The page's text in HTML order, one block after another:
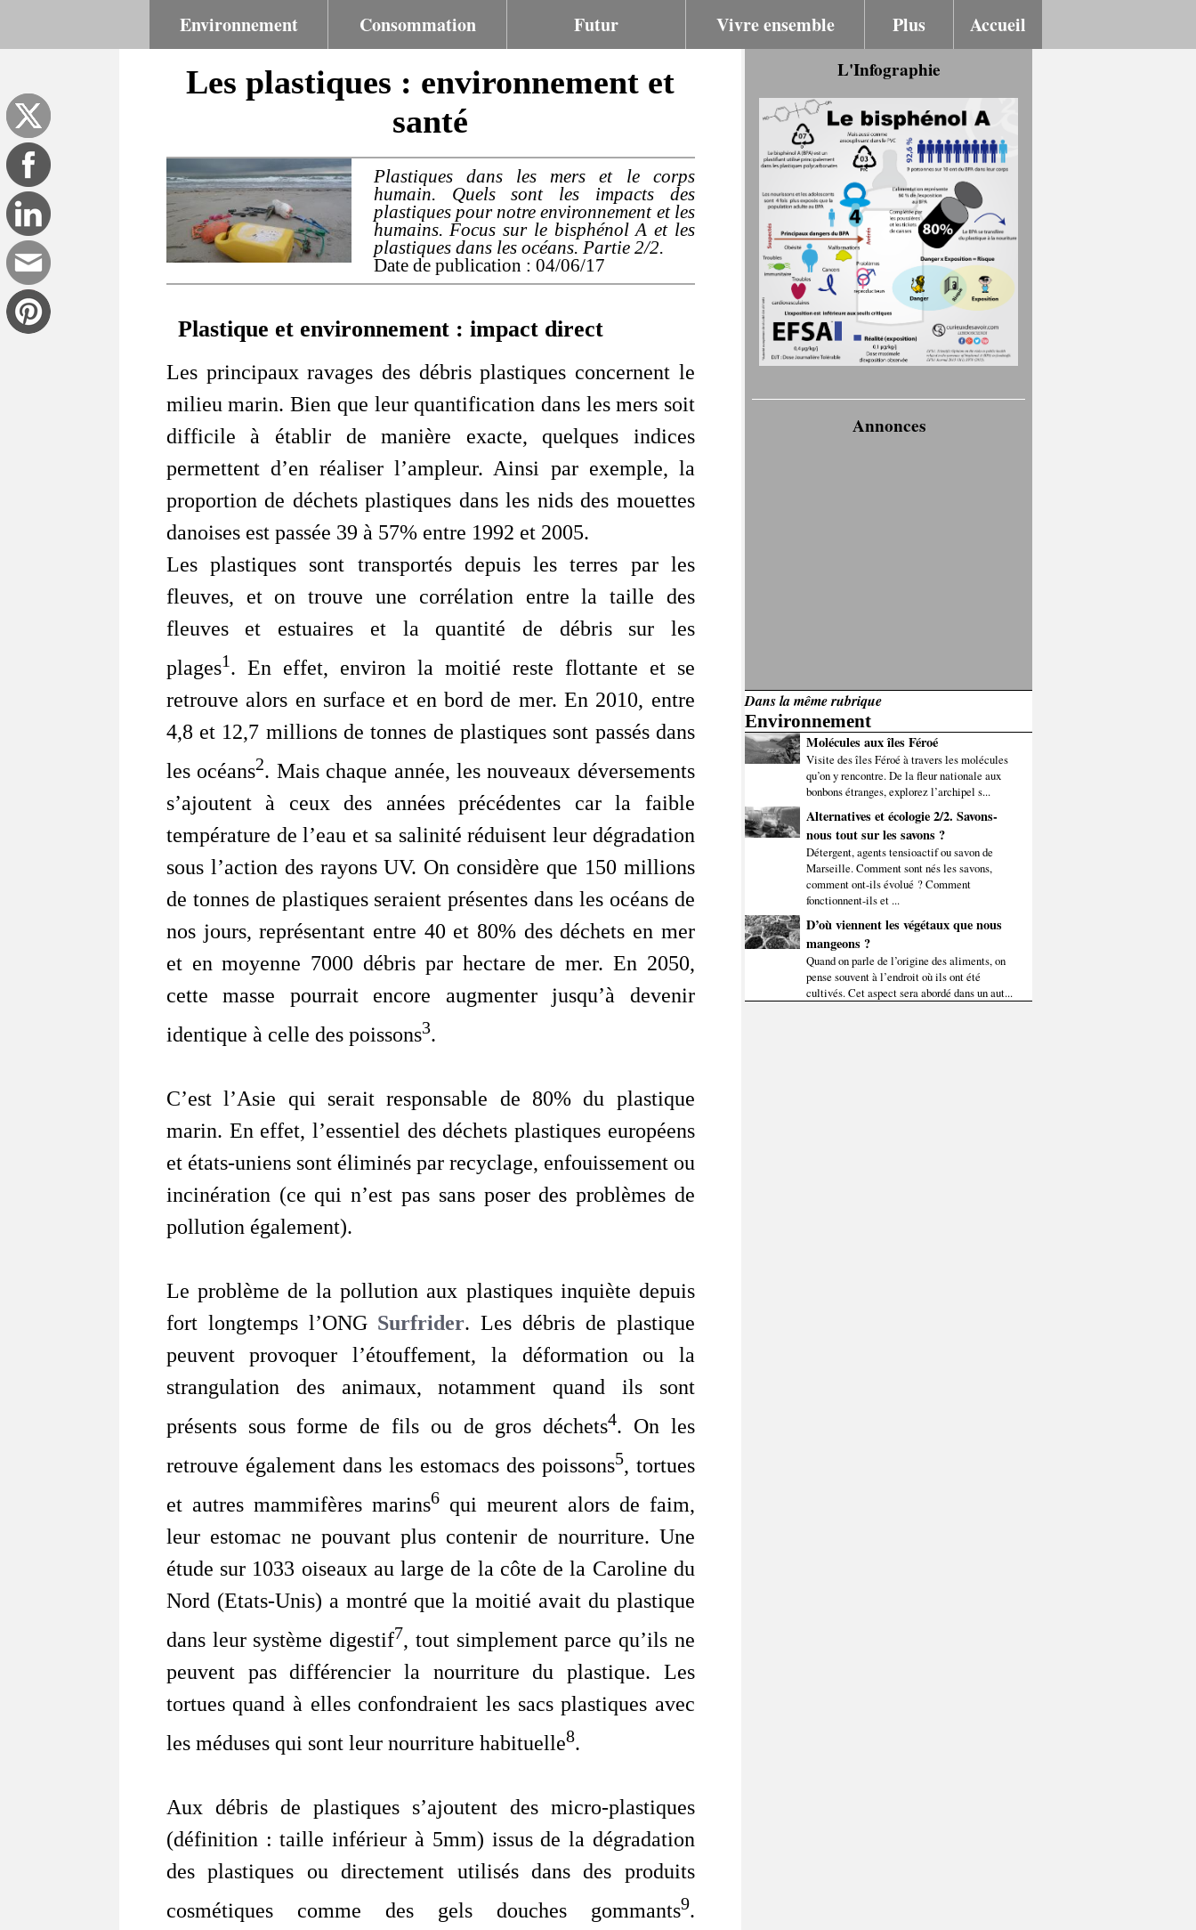
Environnement Consommation Futur Vivre ensemble Plus Accueil
Les plastiques : environnement et
santé
Plastiques dans les mers et le corps
humain. Quels sont les impacts des
plastiques pour notre environnement et les
humains. Focus sur le bisphénol A et les
plastiques dans les océans. Partie 2/2.
Date de publication : 04/06/17
Plastique et environnement : impact direct
Les principaux ravages des débris plastiques concernent le
milieu marin. Bien que leur quantification dans les mers soit
difficile à établir de manière exacte, quelques indices
permettent d’en réaliser l’ampleur. Ainsi par exemple, la
proportion de déchets plastiques dans les nids des mouettes
danoises est passée 39 à 57% entre 1992 et 2005.
Les plastiques sont transportés depuis les terres par les
fleuves, et on trouve une corrélation entre la taille des
fleuves et estuaires et la quantité de débris sur les
plages1. En effet, environ la moitié reste flottante et se
retrouve alors en surface et en bord de mer. En 2010, entre
4,8 et 12,7 millions de tonnes de plastiques sont passés dans
les océans2. Mais chaque année, les nouveaux déversements
s’ajoutent à ceux des années précédentes car la faible
température de l’eau et sa salinité réduisent leur dégradation
sous l’action des rayons UV. On considère que 150 millions
de tonnes de plastiques seraient présentes dans les océans de
nos jours, représentant entre 40 et 80% des déchets en mer
et en moyenne 7000 débris par hectare de mer. En 2050,
cette masse pourrait encore augmenter jusqu’à devenir
identique à celle des poissons3.
C’est l’Asie qui serait responsable de 80% du plastique
marin. En effet, l’essentiel des déchets plastiques européens
et états-uniens sont éliminés par recyclage, enfouissement ou
incinération (ce qui n’est pas sans poser des problèmes de
pollution également).
Le problème de la pollution aux plastiques inquiète depuis
fort longtemps l’ONG Surfrider. Les débris de plastique
peuvent provoquer l’étouffement, la déformation ou la
strangulation des animaux, notamment quand ils sont
présents sous forme de fils ou de gros déchets4. On les
retrouve également dans les estomacs des poissons5, tortues
et autres mammifères marins6qui meurent alors de faim,
leur estomac ne pouvant plus contenir de nourriture. Une
étude sur 1033 oiseaux au large de la côte de la Caroline du
Nord (Etats-Unis) a montré que la moitié avait du plastique
dans leur système digestif7, tout simplement parce qu’ils ne
peuvent pas différencier la nourriture du plastique. Les
tortues quand à elles confondraient les sacs plastiques avec
les méduses qui sont leur nourriture habituelle8.
Aux débris de plastiques s’ajoutent des micro-plastiques
(définition : taille inférieur à 5mm) issus de la dégradation
des plastiques ou directement utilisés dans des produits
cosmétiques comme des gels douches gommants9.
L'Infographie
Annonces
Dans la même rubrique
Environnement
Molécules aux îles Féroé
Visite des îles Féroé à travers les molécules
qu’on y rencontre. De la fleur nationale aux
bonbons étranges, explorez l’archipel s...
Alternatives et écologie 2/2. Savons-
nous tout sur les savons ?
Détergent, agents tensioactif ou savon de
Marseille. Comment sont nés les savons,
comment ont-ils évolué ? Comment
fonctionnent-ils et ...
D’où viennent les végétaux que nous
mangeons ?
Quand on parle de l’origine des aliments, on
pense souvent à l’endroit où ils ont été
cultivés. Cet aspect sera abordé dans un aut...